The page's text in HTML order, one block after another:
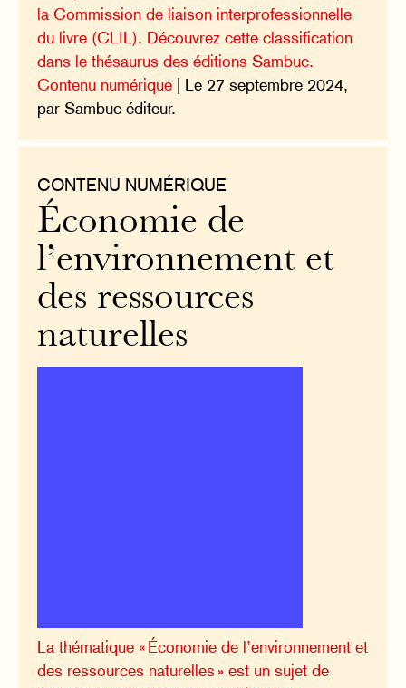
la Commission de liaison interprofessionnelle
du livre (CLIL). Découvrez cette classification
dans le thésaurus des éditions Sambuc.
Contenu numérique | Le 27 septembre 2024,
par Sambuc éditeur.
CONTENU NUMÉRIQUE
Économie de
l’environnement et
des ressources
naturelles
La thématique « Économie de l’environnement et
des ressources naturelles » est un sujet de